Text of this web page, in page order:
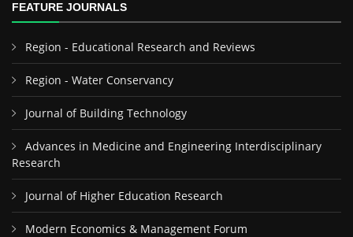
FEATURE JOURNALS
Region - Educational Research and Reviews
Region - Water Conservancy
Journal of Building Technology
Advances in Medicine and Engineering Interdisciplinary
Research
Journal of Higher Education Research
Modern Economics & Management Forum